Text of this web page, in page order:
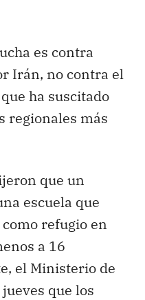
es contra
Irán, no contra el
ha suscitado
regionales más
que un
escuela que
refugio en
a 16
el Ministerio de
que los